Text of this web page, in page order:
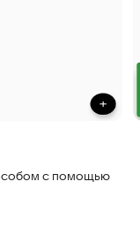
с помощью